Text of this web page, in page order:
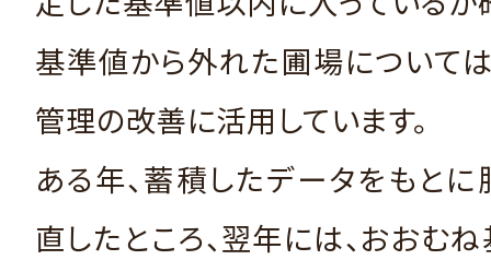
基準値から外れた圃場について
管理の改善に活用しています。
ある年、蓄積したデータをもと
直したところ、翌年には、おおむ